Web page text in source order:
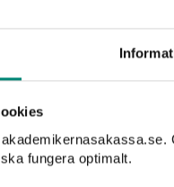
fungera optimalt.